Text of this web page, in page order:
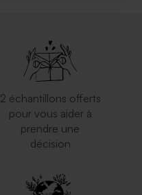
2 échantillons offerts
pour vous aider à
prendre une
décision